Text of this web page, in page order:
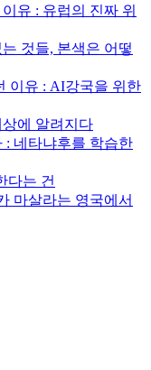
유 : 유럽의 진짜 위
것들, 본색은 어떻
이유 : AI강국을 위한
에 알려지다
: 네타냐후를 학습한
다는 건
마살라는 영국에서